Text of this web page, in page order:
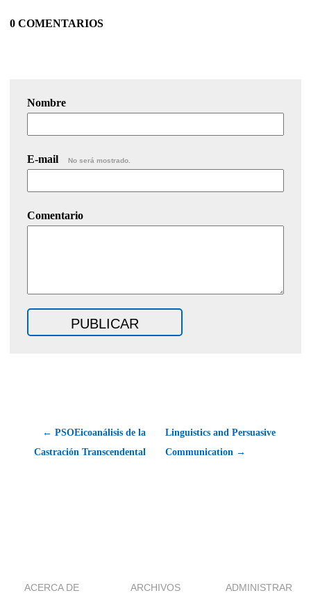
0 COMENTARIOS
Nombre
E-mail No será mostrado.
Comentario
← PSOEicoanálisis de la
Castración Transcendental
Linguistics and Persuasive
Communication →
ACERCA DE ARCHIVOS ADMINISTRAR